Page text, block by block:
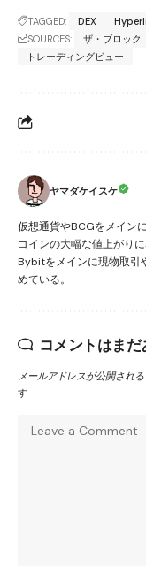
TAGGED: DEX
SOURCES:
ザ・ブロック
トレーディングビュー
ヤマダケイスケ
仮想通貨やBCGをメイン
コインの大幅な値上がり
Bybitをメインに現物取引
めている。
コメントはま
メールアドレスが公開される
す